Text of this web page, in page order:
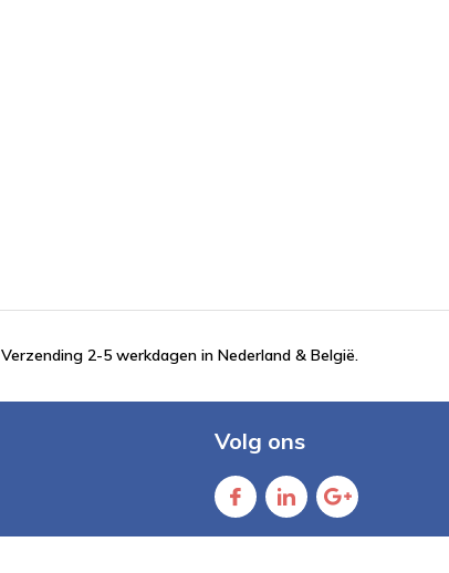
Verzending 2-5 werkdagen in Nederland & België.
Volg ons